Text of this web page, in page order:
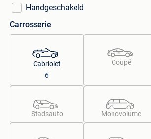
Handgeschakeld
Carrosserie
Cabriolet
6
Coupé
Stadsauto Monovolume